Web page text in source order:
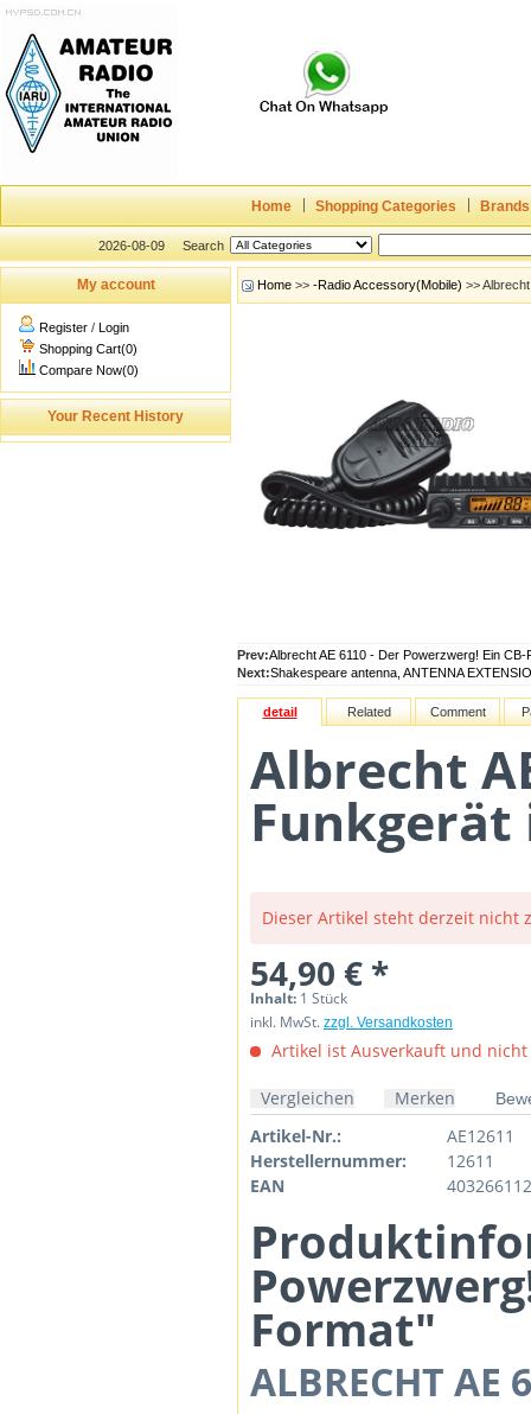
Home Shopping Categories Brands
2026-08-09 Search
My account
Register / Login
Shopping Cart(0)
Compare Now(0)
Your Recent History
Home >> -Radio Accessory(Mobile) >>
Prev:Albrecht AE 6110 - Der Powerzwerg! Ein
Next:Shakespeare antenna, ANTENNA
detail Related Comment
Albrecht
Funkgerät
Dieser Artikel steht derzeit nicht
54,90 € *
Inhalt: 1 Stück
inkl. MwSt. zzgl. Versandkosten
Artikel ist Ausverkauft und
Vergleichen Merken
Artikel-Nr.:
AE12611
Herstellernummer:
12611
EAN
Format"
ALBRECHT AE